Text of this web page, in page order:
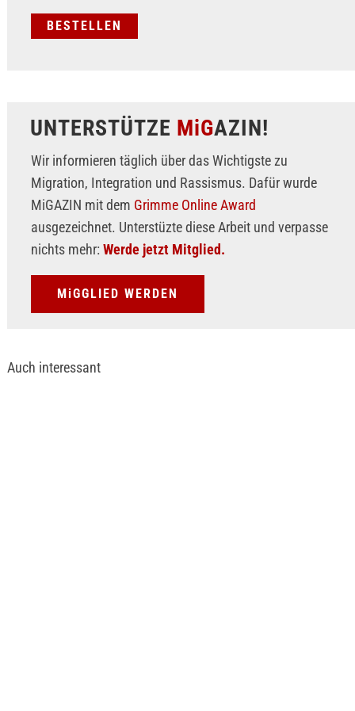
UNTERSTÜTZE MiGAZIN!
Wir informieren täglich über das Wichtigste zu
Migration, Integration und Rassismus. Dafür wurde
MiGAZIN mit dem Grimme Online Award
ausgezeichnet. Unterstüzte diese Arbeit und verpasse
nichts mehr: Werde jetzt Mitglied.
MiGGLIED WERDEN
Auch interessant